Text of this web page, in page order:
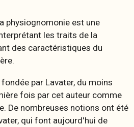
physiognomonie est une
les traits de la
des caractéristiques du
par Lavater, du moins
fois par cet auteur comme
De nombreuses notions ont été
qui font aujourd'hui de